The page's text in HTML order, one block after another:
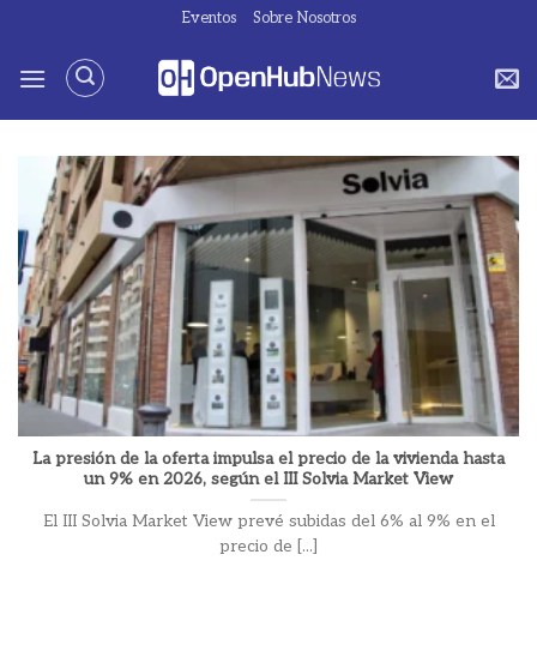
contenido
Eventos Sobre Nosotros
La presión de la oferta impulsa el precio de la vivienda hasta
un 9% en 2026, según el III Solvia Market View
El III Solvia Market View prevé subidas del 6% al 9% en el
precio de [...]